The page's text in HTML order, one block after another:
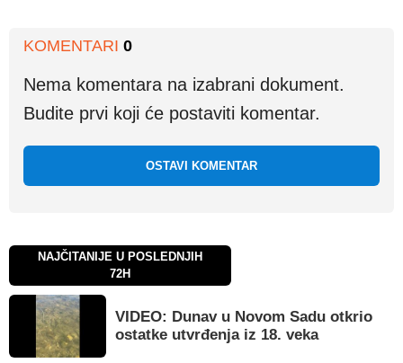
KOMENTARI 0
Nema komentara na izabrani dokument.
Budite prvi koji će postaviti komentar.
OSTAVI KOMENTAR
NAJČITANIJE U POSLEDNJIH
72H
VIDEO: Dunav u Novom Sadu otkrio
ostatke utvrđenja iz 18. veka